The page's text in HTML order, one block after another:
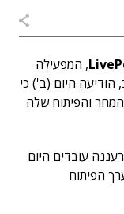
, המפעילה
הודיעה היום (ב') כי
לצוותי המחר והפיתוח שלה
עובדים היום
הפיתוח